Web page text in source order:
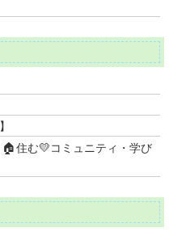
住む💛コミュニティ・学び